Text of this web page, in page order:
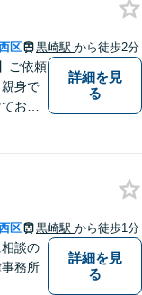
いの
くご
区 黒崎駅 から徒歩2分
ご依頼
身で
おり
談・
ック
詳細を見
る
区 黒崎駅 から徒歩1分
談の
務所
詳細を見
る